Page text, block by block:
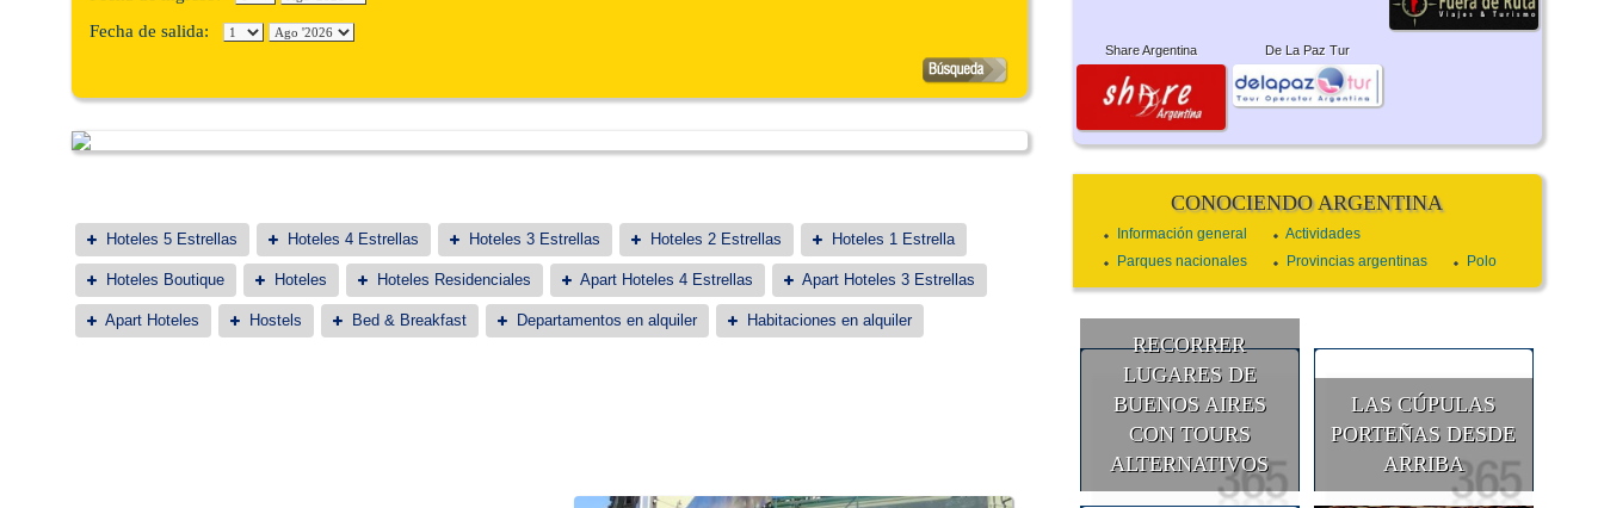
Fecha de salida:
Hoteles 5 Estrellas Hoteles 4 Estrellas Hoteles 3 Estrellas Hoteles 2 Estrellas Hoteles 1 Estrella
Hoteles Boutique Hoteles Hoteles Residenciales Apart Hoteles 4 Estrellas Apart Hoteles 3 Estrellas
Apart Hoteles Hostels Bed & Breakfast Departamentos en alquiler Habitaciones en alquiler
Share Argentina De La Paz Tur
CONOCIENDO ARGENTINA
Información general
Actividades
Parques nacionales
Provincias argentinas Polo
RECORRER
LUGARES DE
BUENOS AIRES
CON TOURS
ALTERNATIVOS
LAS CÚPULAS
PORTEÑAS DESDE
ARRIBA